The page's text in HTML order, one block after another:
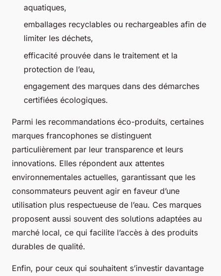
aquatiques,
emballages recyclables ou rechargeables afin de
limiter les déchets,
efficacité prouvée dans le traitement et la
protection de l’eau,
engagement des marques dans des démarches
certifiées écologiques.
Parmi les recommandations éco-produits, certaines
marques francophones se distinguent
particulièrement par leur transparence et leurs
innovations. Elles répondent aux attentes
environnementales actuelles, garantissant que les
consommateurs peuvent agir en faveur d’une
utilisation plus respectueuse de l’eau. Ces marques
proposent aussi souvent des solutions adaptées au
marché local, ce qui facilite l’accès à des produits
durables de qualité.
Enfin, pour ceux qui souhaitent s’investir davantage